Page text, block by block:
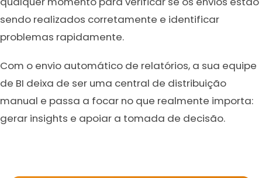
sendo realizados corretamente e identificar
problemas rapidamente.
Com o envio automático de relatórios, a sua equipe
de BI deixa de ser uma central de distribuição
manual e passa a focar no que realmente importa:
gerar insights e apoiar a tomada de decisão.